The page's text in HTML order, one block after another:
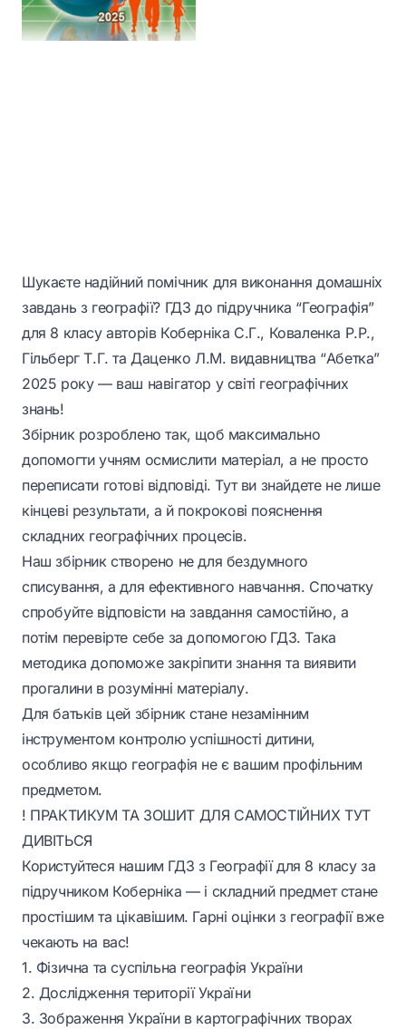
Шукаєте надійний помічник для виконання домашніх
завдань з географії? ГДЗ до підручника “Географія”
для 8 класу авторів Коберніка С.Г., Коваленка Р.Р.,
Гільберг Т.Г. та Даценко Л.М. видавництва “Абетка”
2025 року — ваш навігатор у світі географічних
знань!
Збірник розроблено так, щоб максимально
допомогти учням осмислити матеріал, а не просто
переписати готові відповіді. Тут ви знайдете не лише
кінцеві результати, а й покрокові пояснення
складних географічних процесів.
Наш збірник створено не для бездумного
списування, а для ефективного навчання. Спочатку
спробуйте відповісти на завдання самостійно, а
потім перевірте себе за допомогою ГДЗ. Така
методика допоможе закріпити знання та виявити
прогалини в розумінні матеріалу.
Для батьків цей збірник стане незамінним
інструментом контролю успішності дитини,
особливо якщо географія не є вашим профільним
предметом.
! ПРАКТИКУМ ТА ЗОШИТ ДЛЯ САМОСТІЙНИХ ТУТ
ДИВІТЬСЯ
Користуйтеся нашим ГДЗ з Географії для 8 класу за
підручником Коберніка — і складний предмет стане
простішим та цікавішим. Гарні оцінки з географії вже
чекають на вас!
1. Фізична та суспільна географія України
2. Дослідження території України
3. Зображення України в картографічних творах